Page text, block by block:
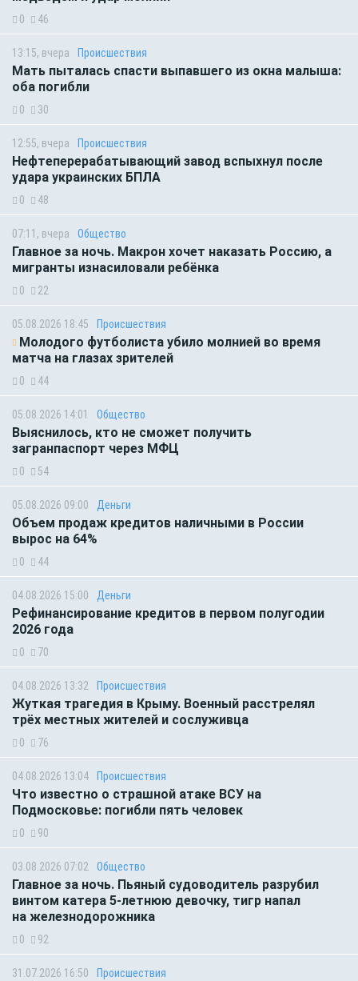
0 46
13:15, вчера Происшествия
Мать пыталась спасти выпавшего из окна малыша:
оба погибли
0 30
12:55, вчера Происшествия
Нефтеперерабатывающий завод вспыхнул после
удара украинских БПЛА
0 48
07:11, вчера Общество
Главное за ночь. Макрон хочет наказать Россию, а
мигранты изнасиловали ребёнка
0 22
05.08.2026 18:45 Происшествия
Молодого футболиста убило молнией во время
матча на глазах зрителей
0 44
05.08.2026 14:01 Общество
Выяснилось, кто не сможет получить
загранпаспорт через МФЦ
0 54
05.08.2026 09:00 Деньги
Объем продаж кредитов наличными в России
вырос на 64%
0 44
04.08.2026 15:00 Деньги
Рефинансирование кредитов в первом полугодии
2026 года
0 70
04.08.2026 13:32 Происшествия
Жуткая трагедия в Крыму. Военный расстрелял
трёх местных жителей и сослуживца
0 76
04.08.2026 13:04 Происшествия
Что известно о страшной атаке ВСУ на
Подмосковье: погибли пять человек
0 90
03.08.2026 07:02 Общество
Главное за ночь. Пьяный судоводитель разрубил
винтом катера 5-летнюю девочку, тигр напал
на железнодорожника
0 92
31.07.2026 16:50 Происшествия